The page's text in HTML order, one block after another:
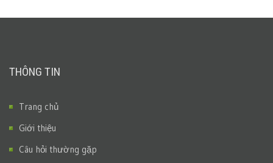
THÔNG TIN
Trang chủ
Giới thiệu
Câu hỏi thường gặp